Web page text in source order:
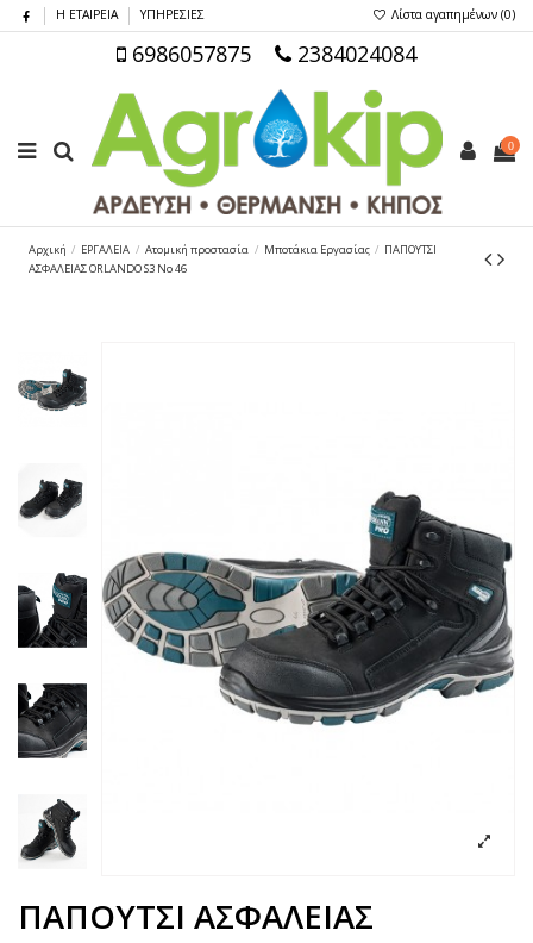
Η ΕΤΑΙΡΕΙΑ ΥΠΗΡΕΣΙΕΣ Λίστα αγαπημένων (0)
6986057875 2384024084
0
Αρχική ΕΡΓΑΛΕΙΑ Ατομική προστασία Μποτάκια Εργασίας
ΠΑΠΟΥΤΣΙ
ΑΣΦΑΛΕΙΑΣ ORLANDO S3 No 46
ΠΑΠΟΥΤΣΙ ΑΣΦΑΛΕΙΑΣ